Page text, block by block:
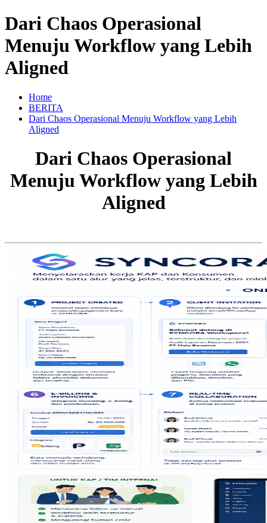
Dari Chaos Operasional
Menuju Workflow yang Lebih
Aligned
Home
BERITA
Dari Chaos Operasional Menuju Workflow yang Lebih
Aligned
Dari Chaos Operasional
Menuju Workflow yang Lebih
Aligned